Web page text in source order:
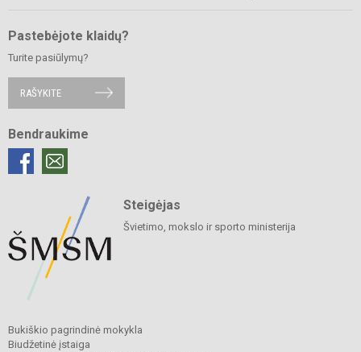
Pastebėjote klaidų?
Turite pasiūlymų?
RAŠYKITE
Bendraukime
Steigėjas
Švietimo, mokslo ir sporto ministerija
Bukiškio pagrindinė mokykla
Biudžetinė įstaiga